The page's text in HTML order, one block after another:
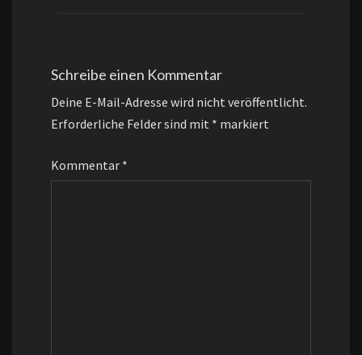
Schreibe einen Kommentar
Deine E-Mail-Adresse wird nicht veröffentlicht.
Erforderliche Felder sind mit * markiert
Kommentar *